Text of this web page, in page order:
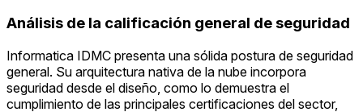
Análisis de la calificación general de seguridad
Informatica IDMC presenta una sólida postura de seguridad
general. Su arquitectura nativa de la nube incorpora
seguridad desde el diseño, como lo demuestra el
cumplimiento de las principales certificaciones del sector,